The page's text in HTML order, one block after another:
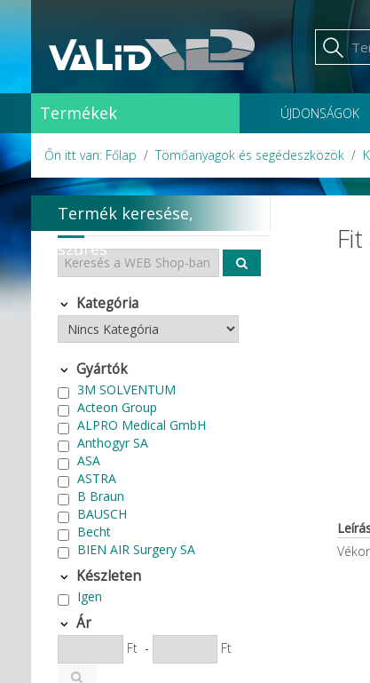
Termékek ÚJDONSÁGOK
Őn itt van: Főlap Tömőanyagok és segédeszközök
Termék keresése,
szűrés
Kategória
Gyártók
3M SOLVENTUM
Acteon Group
ALPRO Medical GmbH
Anthogyr SA
ASA
ASTRA
B Braun
BAUSCH
Becht
BIEN AIR Surgery SA
Bode Chemie
Cardex
Carlo de Giorgi srl
CATTANI SpA
CAVEX
Cefla S.C.
CEMM Dental High Tech Ltd.
Készleten
Igen
Ár
Ft - Ft